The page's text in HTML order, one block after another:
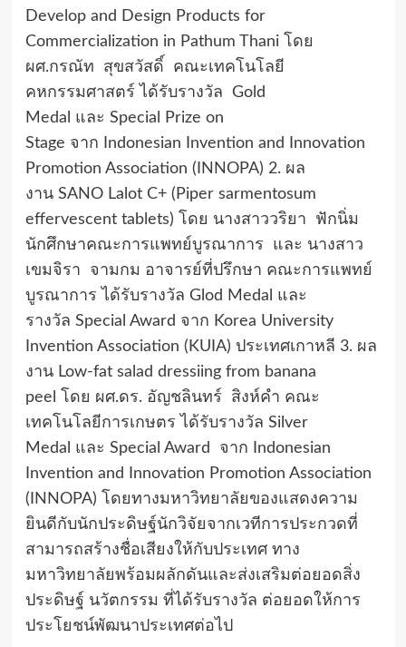
Develop and Design Products for
Commercialization in Pathum Thani โดย
ผศ.กรณัท สุขสวัสดิ์ คณะเทคโนโลยี
คหกรรมศาสตร์ ได้รับรางวัล Gold
Medal และ Special Prize on
Stage จาก Indonesian Invention and Innovation
Promotion Association (INNOPA) 2. ผล
งาน SANO Lalot C+ (Piper sarmentosum
effervescent tablets) โดย นางสาววริยา ฟักนิ่ม
นักศึกษาคณะการแพทย์บูรณาการ และ นางสาว
เขมจิรา จามกม อาจารย์ที่ปรึกษา คณะการแพทย์
บูรณาการ ได้รับรางวัล Glod Medal และ
รางวัล Special Award จาก Korea University
Invention Association (KUIA) ประเทศเกาหลี 3. ผล
งาน Low-fat salad dressiing from banana
peel โดย ผศ.ดร. อัญชลินทร์ สิงห์คำ คณะ
เทคโนโลยีการเกษตร ได้รับรางวัล Silver
Medal และ Special Award จาก Indonesian
Invention and Innovation Promotion Association
(INNOPA) โดยทางมหาวิทยาลัยของแสดงความ
ยินดีกับนักประดิษฐ์นักวิจัยจากเวทีการประกวดที่
สามารถสร้างชื่อเสียงให้กับประเทศ ทาง
มหาวิทยาลัยพร้อมผลักดันและส่งเสริมต่อยอดสิ่ง
ประดิษฐ์ นวัตกรรม ที่ได้รับรางวัล ต่อยอดให้การ
ประโยชน์พัฒนาประเทศต่อไป